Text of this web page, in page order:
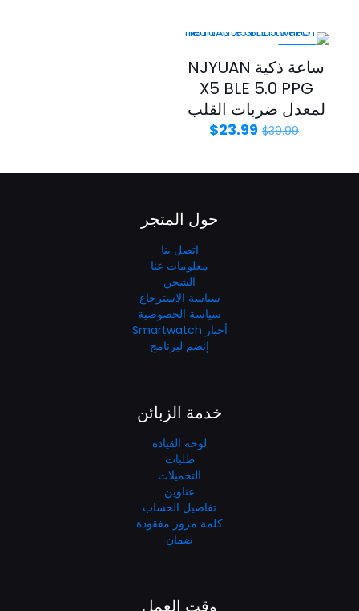
ساعة ذكية NJYUAN
X5 BLE 5.0 PPG
لمعدل ضربات القلب
$39.99
$23.99
حول المتجر
اتصل بنا
معلومات عنا
الشحن
سياسة الاسترجاع
سياسة الخصوصية
أخبار Smartwatch
إنضم لبرنامج
خدمة الزبائن
لوحة القيادة
طلبات
التحميلات
عناوين
تفاصيل الحساب
كلمة مرور مفقودة
ضمان
وقت العمل